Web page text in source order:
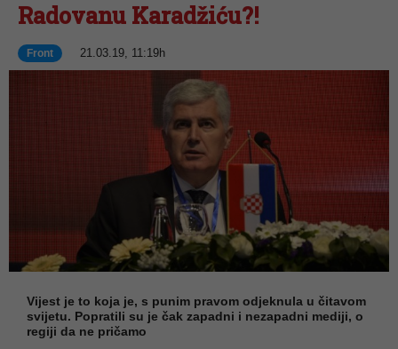
Radovanu Karadžiću?!
Front 21.03.19, 11:19h
Vijest je to koja je, s punim pravom odjeknula u čitavom
svijetu. Popratili su je čak zapadni i nezapadni mediji, o
regiji da ne pričamo